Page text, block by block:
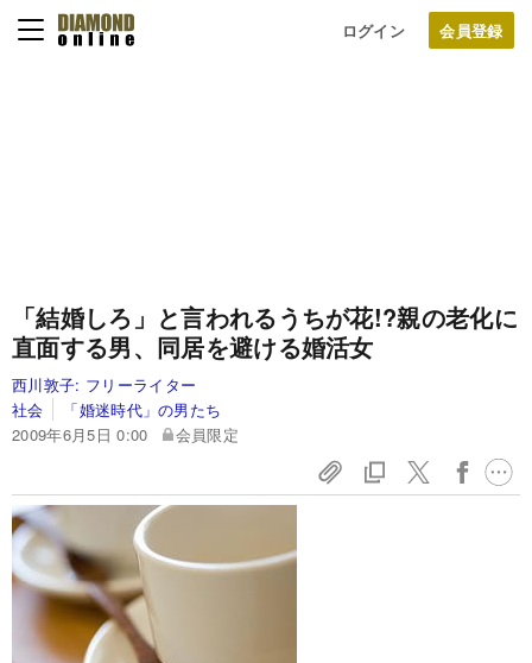
ログイン
「結婚しろ」と言われるうちが花!?親の老化に
直面する男、同居を避ける婚活女
西川敦子: フリーライター
社会
「婚迷時代」の男たち
2009年6月5日 0:00
会員限定